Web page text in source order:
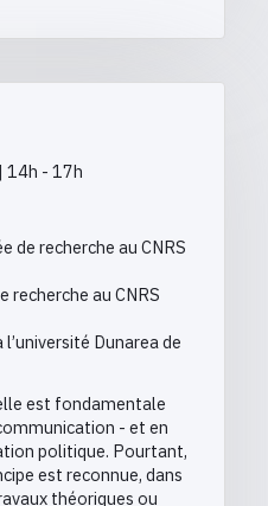
14h - 17h
de recherche au CNRS
recherche au CNRS
Dunarea de
est fondamentale
- et en
politique. Pourtant,
est reconnue, dans
théoriques ou